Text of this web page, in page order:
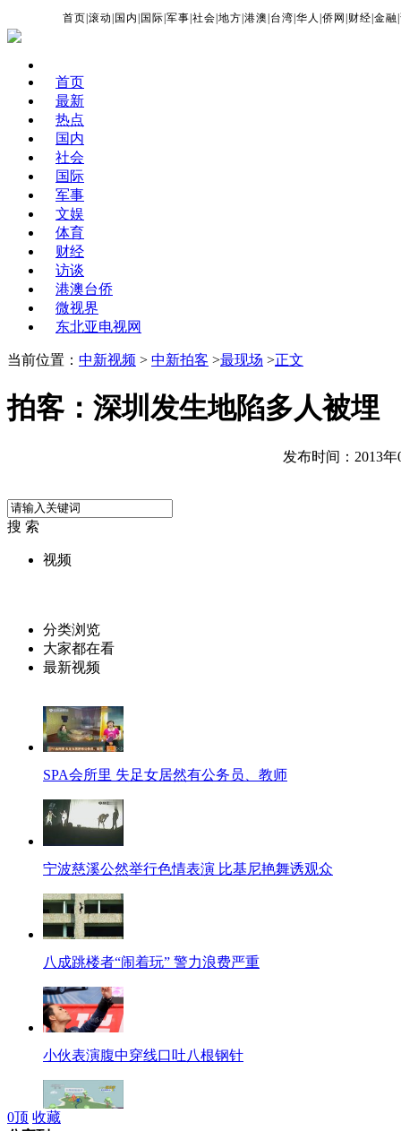
首页 |滚动 国内 国际 |军事 |社会 |地方 |港澳 台湾 |华人 |侨网 财经 |金融 |
首页
最新
热点
国内
社会
国际
军事
文娱
体育
财经
访谈
港澳台侨
微视界
东北亚电视网
当前位置： 中新视频 > 中新拍客 >最现场 >正文
拍客：深圳发生地陷多人被埋
发布时间：2013年
搜 索
视频
分类浏览
大家都在看
最新视频
SPA会所里 失足女居然有公务员、教师
宁波慈溪公然举行色情表演 比基尼艳舞诱观众
八成跳楼者“闹着玩” 警力浪费严重
小伙表演腹中穿线口吐八根钢针
0顶 收藏